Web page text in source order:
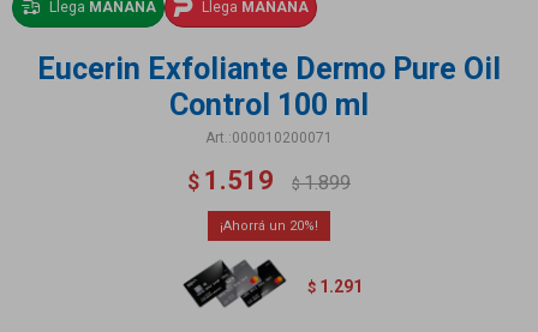
Llega MAÑANA Llega MAÑANA
Eucerin Exfoliante Dermo Pure Oil
Control 100 ml
000010200071
$ 1.519 $ 1.899
20
$ 1.291